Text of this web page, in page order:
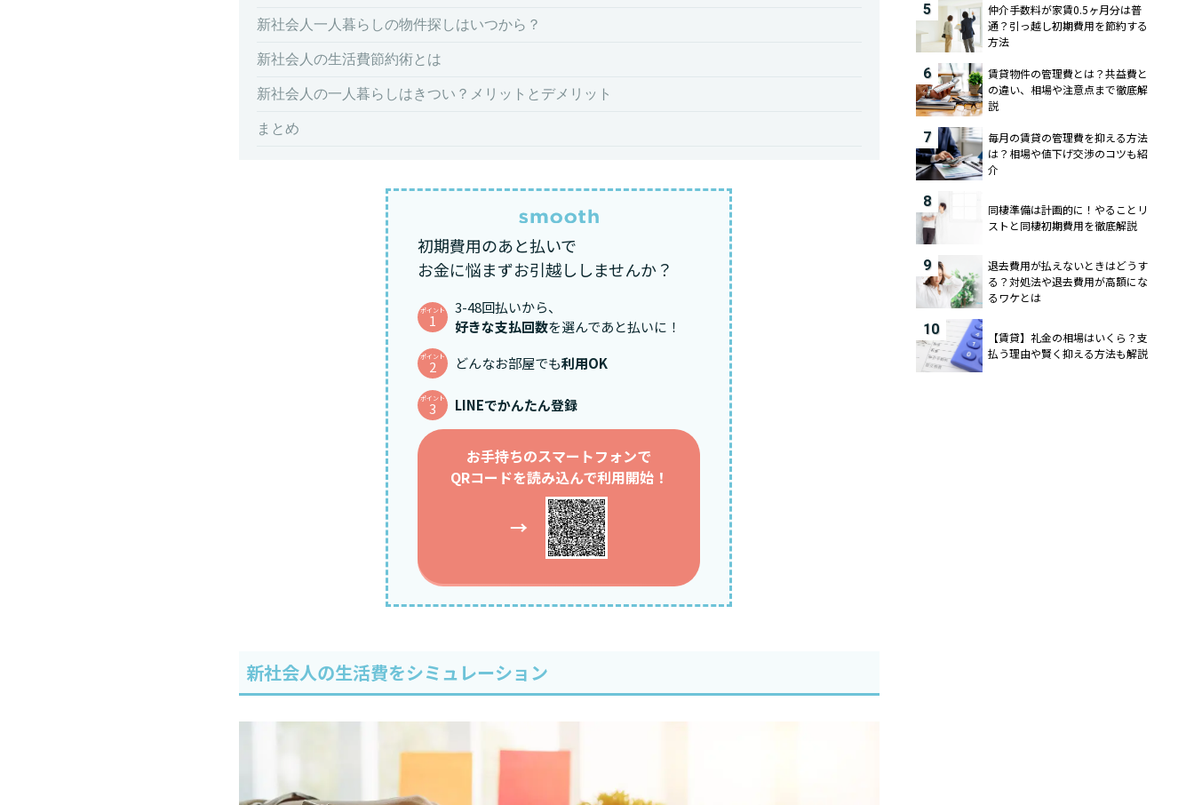
新社会人一人暮らしの物件探しはいつから？
新社会人の生活費節約術とは
新社会人の一人暮らしはきつい？メリットとデメリット
まとめ
初期費用のあと払いで
お金に悩まずお引越ししませんか？
ポイント
1
3-48回払いから、
好きな支払回数を選んであと払いに！
ポイント
2 どんなお部屋でも利用OK
ポイント
3 LINEでかんたん登録
お手持ちのスマートフォンで
QRコードを読み込んで利用開始！
→
新社会人の生活費をシミュレーション
5
仲介手数料が家賃0.5ヶ月分は普
通？引っ越し初期費用を節約する
方法
6
賃貸物件の管理費とは？共益費と
の違い、相場や注意点まで徹底解
説
7
毎月の賃貸の管理費を抑える方法
は？相場や値下げ交渉のコツも紹
介
8
同棲準備は計画的に！やることリ
ストと同棲初期費用を徹底解説
9
退去費用が払えないときはどうす
る？対処法や退去費用が高額にな
るワケとは
10
【賃貸】礼金の相場はいくら？支
払う理由や賢く抑える方法も解説